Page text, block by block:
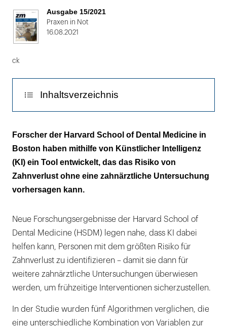
von
2
Ausgabe 15/2021
Praxen in Not
16.08.2021
ck
Inhaltsverzeichnis
Die KI soll im Vorfeld die Risikopatienten
identifizieren
Nach dem KI-Screening folgt dann der
Zahnarztbesuch
Forscher der Harvard School of Dental Medicine in
Boston haben mithilfe von Künstlicher Intelligenz
(KI) ein Tool entwickelt, das das Risiko von
Zahnverlust ohne eine zahnärztliche Untersuchung
vorhersagen kann.
Neue Forschungsergebnisse der Harvard School of
Dental Medicine (HSDM) legen nahe, dass KI dabei
helfen kann, Personen mit dem größten Risiko für
Zahnverlust zu identifizieren – damit sie dann für
weitere zahnärztliche Untersuchungen überwiesen
werden, um frühzeitige Interventionen sicherzustellen.
In der Studie wurden fünf Algorithmen verglichen, die
eine unterschiedliche Kombination von Variablen zur